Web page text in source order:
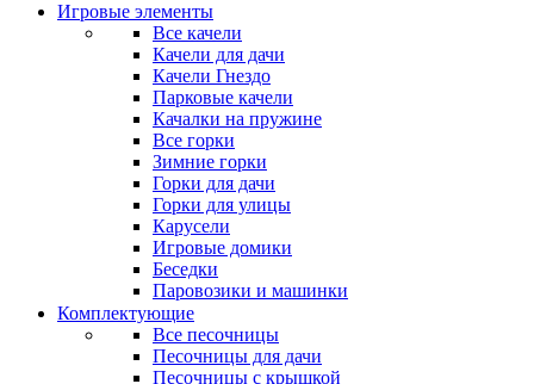
Игровые элементы
Все качели
Качели для дачи
Качели Гнездо
Парковые качели
Качалки на пружине
Все горки
Зимние горки
Горки для дачи
Горки для улицы
Карусели
Игровые домики
Беседки
Паровозики и машинки
Комплектующие
Все песочницы
Песочницы для дачи
Песочницы с крышкой